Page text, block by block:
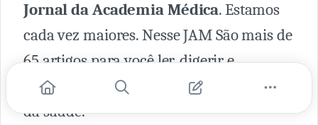
Jornal da Academia Médica. Estamos
cada vez maiores. Nesse JAM São mais de
65 artigos para você ler, digerir e
compartilhar com os seus pares, líderes
da saúde.